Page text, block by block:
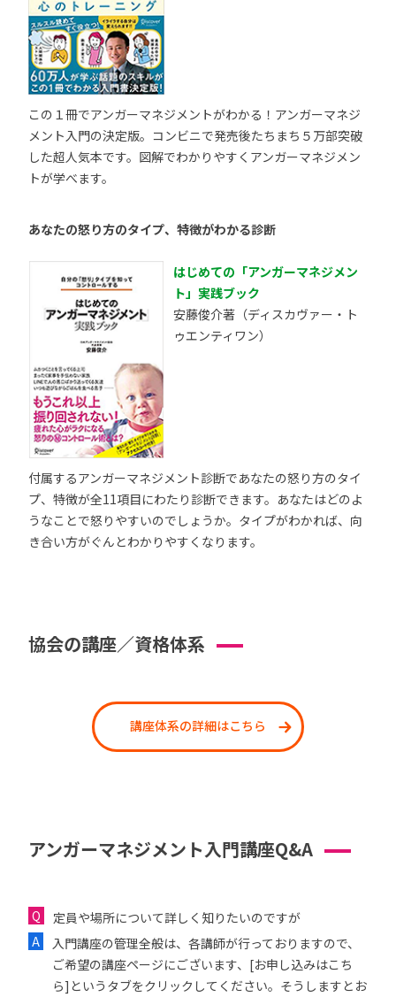
この１冊でアンガーマネジメントがわかる！アンガーマネジ
メント入門の決定版。コンビニで発売後たちまち５万部突破
した超人気本です。図解でわかりやすくアンガーマネジメン
トが学べます。
あなたの怒り方のタイプ、特徴がわかる診断
はじめての「アンガーマネジメン
ト」実践ブック
安藤俊介著（ディスカヴァー・ト
ゥエンティワン）
付属するアンガーマネジメント診断であなたの怒り方のタイ
プ、特徴が全11項目にわたり診断できます。あなたはどのよ
うなことで怒りやすいのでしょうか。タイプがわかれば、向
き合い方がぐんとわかりやすくなります。
協会の講座／資格体系
講座体系の詳細はこちら
アンガーマネジメント入門講座Q&A
定員や場所について詳しく知りたいのですが
入門講座の管理全般は、各講師が行っておりますので、
ご希望の講座ページにございます、[お申し込みはこち
ら]というタブをクリックしてください。そうしますとお